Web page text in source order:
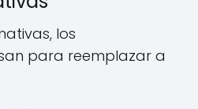
los
para reemplazar a